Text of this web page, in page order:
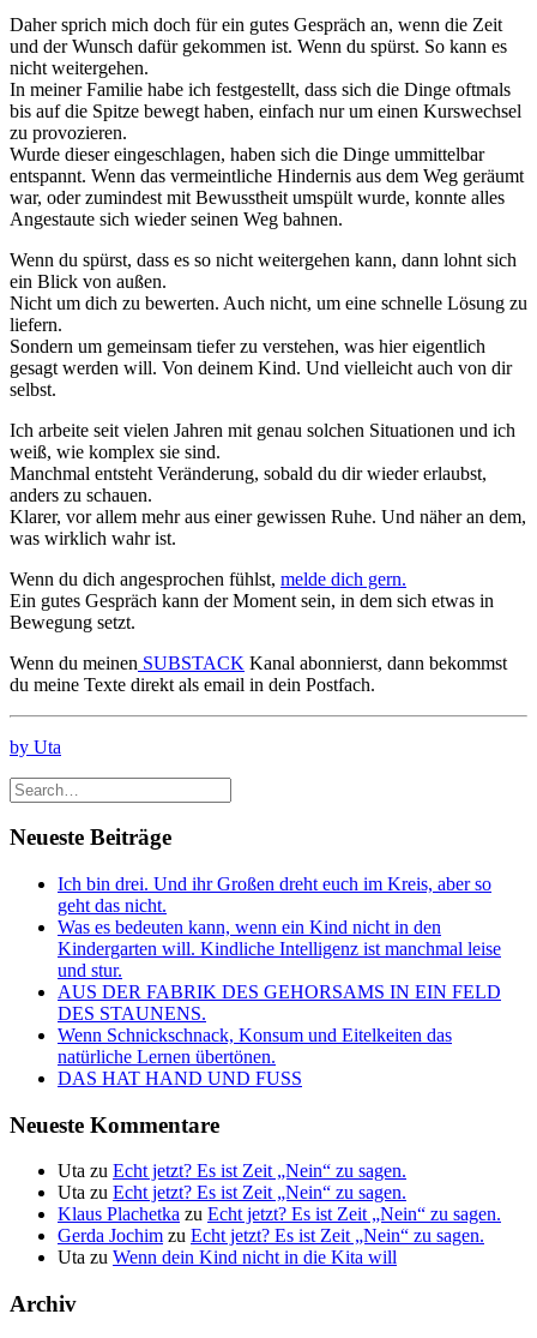
Daher sprich mich doch für ein gutes Gespräch an, wenn die Zeit
und der Wunsch dafür gekommen ist. Wenn du spürst. So kann es
nicht weitergehen.
In meiner Familie habe ich festgestellt, dass sich die Dinge oftmals
bis auf die Spitze bewegt haben, einfach nur um einen Kurswechsel
zu provozieren.
Wurde dieser eingeschlagen, haben sich die Dinge ummittelbar
entspannt. Wenn das vermeintliche Hindernis aus dem Weg geräumt
war, oder zumindest mit Bewusstheit umspült wurde, konnte alles
Angestaute sich wieder seinen Weg bahnen.
Wenn du spürst, dass es so nicht weitergehen kann, dann lohnt sich
ein Blick von außen.
Nicht um dich zu bewerten. Auch nicht, um eine schnelle Lösung zu
liefern.
Sondern um gemeinsam tiefer zu verstehen, was hier eigentlich
gesagt werden will. Von deinem Kind. Und vielleicht auch von dir
selbst.
Ich arbeite seit vielen Jahren mit genau solchen Situationen und ich
weiß, wie komplex sie sind.
Manchmal entsteht Veränderung, sobald du dir wieder erlaubst,
anders zu schauen.
Klarer, vor allem mehr aus einer gewissen Ruhe. Und näher an dem,
was wirklich wahr ist.
Wenn du dich angesprochen fühlst, melde dich gern.
Ein gutes Gespräch kann der Moment sein, in dem sich etwas in
Bewegung setzt.
Wenn du meinen SUBSTACK Kanal abonnierst, dann bekommst
du meine Texte direkt als email in dein Postfach.
by Uta
Neueste Beiträge
Ich bin drei. Und ihr Großen dreht euch im Kreis, aber so
geht das nicht.
Was es bedeuten kann, wenn ein Kind nicht in den
Kindergarten will. Kindliche Intelligenz ist manchmal leise
und stur.
AUS DER FABRIK DES GEHORSAMS IN EIN FELD
DES STAUNENS.
Wenn Schnickschnack, Konsum und Eitelkeiten das
natürliche Lernen übertönen.
DAS HAT HAND UND FUSS
Neueste Kommentare
Uta zu Echt jetzt? Es ist Zeit „Nein“ zu sagen.
Uta zu Echt jetzt? Es ist Zeit „Nein“ zu sagen.
Klaus Plachetka zu Echt jetzt? Es ist Zeit „Nein“ zu sagen.
Gerda Jochim zu Echt jetzt? Es ist Zeit „Nein“ zu sagen.
Uta zu Wenn dein Kind nicht in die Kita will
Archiv